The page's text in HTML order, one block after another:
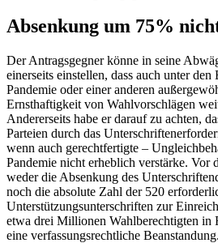
Absenkung um 75%
Der Antragsgegner könne in seine
einerseits einstellen, dass auch unter
Pandemie oder einer anderen
Ernsthaftigkeit von Wahlvorschlägen
Andererseits habe er darauf zu achten,
Parteien durch das
wenn auch gerechtfertigte –
Pandemie nicht erheblich verstärke. Vor
weder die Absenkung des
noch die absolute Zahl der 520
Unterstützungsunterschriften zur
etwa drei Millionen Wahlberechtigten in
eine verfassungsrechtliche Beanstandung.